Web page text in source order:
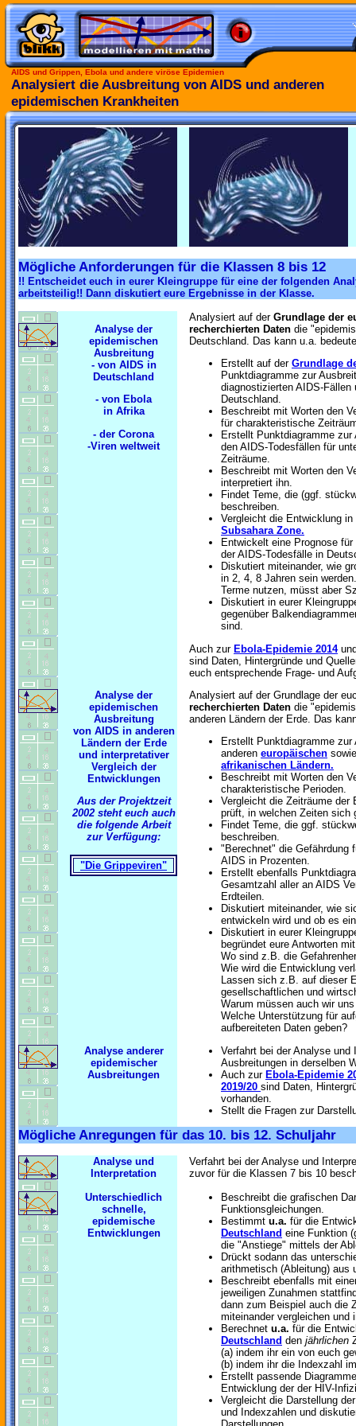
AIDS und Grippen, Ebola und andere viröse Epidemien
Analysiert die Ausbreitung von AIDS und anderen
epidemischen Krankheiten
Mögliche Anforderungen für die Klassen 8 bis 12
!! Entscheidet euch in eurer Kleingruppe für eine der folgenden
arbeitsteilig!! Dann diskutiert eure Ergebnisse in der Klasse.
Analyse der
epidemischen
Ausbreitung
- von AIDS in
Deutschland
- von Ebola
in Afrika
- der Corona
-Viren weltweit
Analysiert auf der Grundlage der
recherchierten Daten die
Deutschland. Das kann u.a.
Erstellt auf der Grundlage
Punktdiagramme zur
diagnostizierten AIDS-
Deutschland.
Beschreibt mit Worten den
für charakteristische
Erstellt Punktdiagramme
den AIDS-Todesfällen für
Zeiträume.
Beschreibt mit Worten den
interpretiert ihn.
Findet Teme, die (ggf.
beschreiben.
Vergleicht die Entwicklung
Subsahara Zone.
Entwickelt eine Prognose
der AIDS-Todesfälle in
Diskutiert miteinander, wie
in 2, 4, 8 Jahren sein
Terme nutzen, müsst aber
Diskutiert in eurer
gegenüber
sind.
Auch zur Ebola-Epidemie 2014
sind Daten, Hintergründe und
euch entsprechende Frage- und
Analyse der
epidemischen
Ausbreitung
von AIDS in anderen
Ländern der Erde
und interpretativer
Vergleich der
Entwicklungen
Aus der Projektzeit
2002 steht euch auch
die folgende Arbeit
zur Verfügung:
"Die Grippeviren"
Analysiert auf der Grundlage der
recherchierten Daten die
anderen Ländern der Erde. Das
Erstellt Punktdiagramme
anderen europäischen
afrikanischen Ländern.
Beschreibt mit Worten den
charakteristische Perioden.
Vergleicht die Zeiträume der
prüft, in welchen Zeiten sich
Findet Teme, die ggf.
beschreiben.
"Berechnet" die Gefährdung
AIDS in Prozenten.
Erstellt ebenfalls
Gesamtzahl aller an AIDS
Erdteilen.
Diskutiert miteinander, wie
entwickeln wird und ob es
Diskutiert in eurer
begründet eure Antworten
Wo sind z.B. die
Wie wird die Entwicklung
Lassen sich z.B. auf dieser
gesellschaftlichen und
Warum müssen auch wir
Welche Unterstützung für
aufbereiteten Daten geben?
Analyse anderer
epidemischer
Ausbreitungen
Verfahrt bei der Analyse und
Ausbreitungen in derselben
Auch zur Ebola-Epidemie
2019/20 sind Daten,
vorhanden.
Stellt die Fragen zur
Mögliche Anregungen für das 10. bis 12. Schuljahr
Analyse und
Interpretation
Verfahrt bei der Analyse und
zuvor für die Klassen 7 bis 10
Unterschiedlich
schnelle,
epidemische
Entwicklungen
Beschreibt die grafischen
Funktionsgleichungen.
Bestimmt u.a. für die
Deutschland eine Funktion
die "Anstiege" mittels der
Drückt sodann das
arithmetisch (Ableitung) aus
Beschreibt ebenfalls mit
jeweiligen Zunahmen
dann zum Beispiel auch die
miteinander vergleichen und
Berechnet u.a. für die
Deutschland den jährlichen
(a) indem ihr ein von euch
(b) indem ihr die Indexzahl
Erstellt passende
Entwicklung der der HIV-
Vergleicht die Darstellung
und Indexzahlen und